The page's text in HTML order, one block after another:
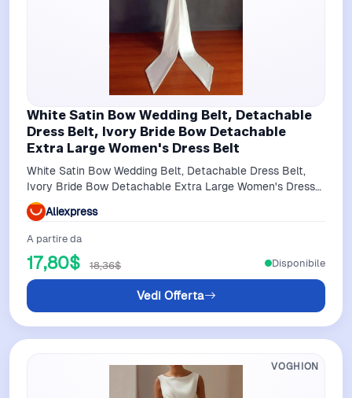
White Satin Bow Wedding Belt, Detachable
Dress Belt, Ivory Bride Bow Detachable
Extra Large Women's Dress Belt
White Satin Bow Wedding Belt, Detachable Dress Belt,
Ivory Bride Bow Detachable Extra Large Women's Dress
Belt
Aliexpress
A partire da
17,80$ 18,36$
Vedi Offerta
Disponibile
VOGHION